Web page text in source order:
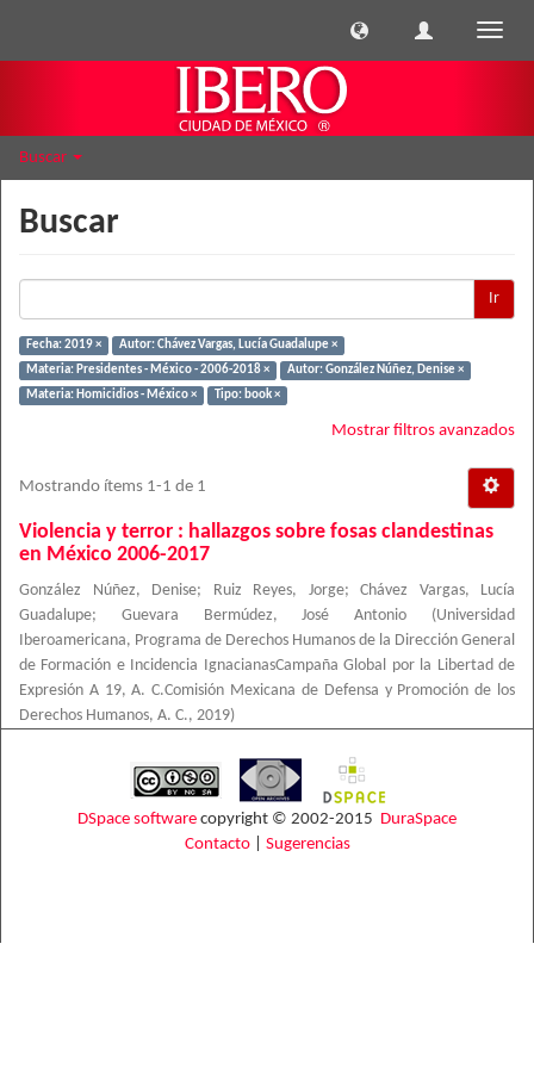
Buscar
Buscar
Ir
Fecha: 2019 ×
Autor: Chávez Vargas, Lucía Guadalupe ×
Materia: Presidentes - México - 2006-2018 ×
Autor: González Núñez, Denise ×
Materia: Homicidios - México ×
Tipo: book ×
Mostrar filtros avanzados
Mostrando ítems 1-1 de 1
Violencia y terror : hallazgos sobre fosas clandestinas
en México 2006-2017
González Núñez, Denise; Ruiz Reyes, Jorge; Chávez Vargas, Lucía
Guadalupe; Guevara Bermúdez, José Antonio (Universidad
Iberoamericana, Programa de Derechos Humanos de la Dirección General
de Formación e Incidencia IgnacianasCampaña Global por la Libertad de
Expresión A 19, A. C.Comisión Mexicana de Defensa y Promoción de los
Derechos Humanos, A. C., 2019)
DSpace software copyright © 2002-2015 DuraSpace
Contacto| Sugerencias